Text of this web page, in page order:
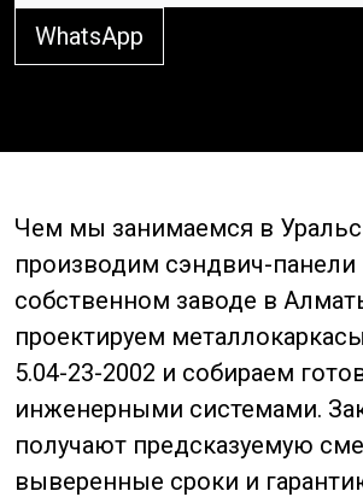
WhatsApp
Чем мы занимаемся в
производим сэндвич-панели
собственном заводе в
проектируем
5.04-23-2002 и собираем
инженерными системами.
получают предсказуемую
выверенные сроки и